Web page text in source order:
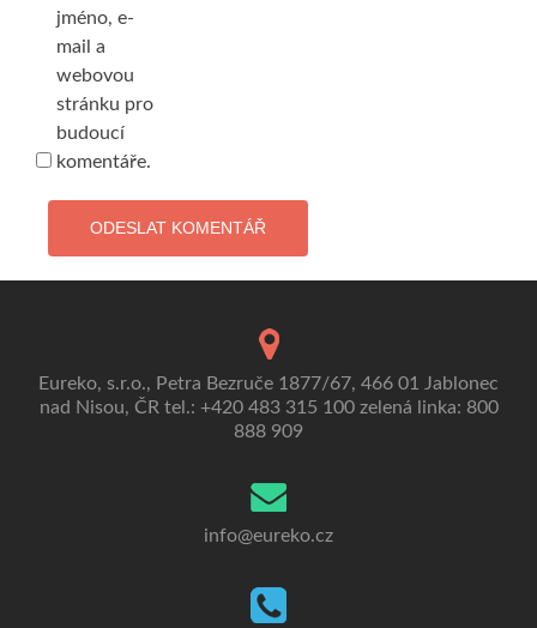
jméno, e-
mail a
webovou
stránku pro
budoucí
komentáře.
Eureko, s.r.o., Petra Bezruče 1877/67, 466 01 Jablonec
nad Nisou, ČR tel.: +420 483 315 100 zelená linka: 800
888 909
info@eureko.cz